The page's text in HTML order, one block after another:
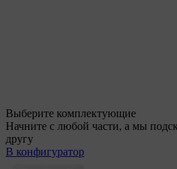
Выберите комплектующие
Начните с любой части, а мы
другу
В конфигуратор